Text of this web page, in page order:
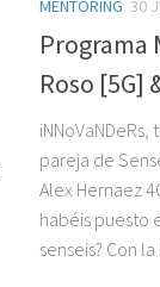
MENTORING 30
Programa
Roso [5G]
pareja de
Alex Hernaez
habéis puesto
senseis? Con